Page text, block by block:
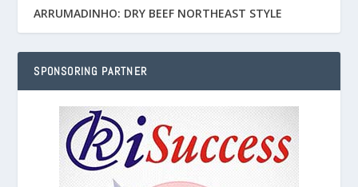
ARRUMADINHO: DRY BEEF NORTHEAST STYLE
SPONSORING PARTNER